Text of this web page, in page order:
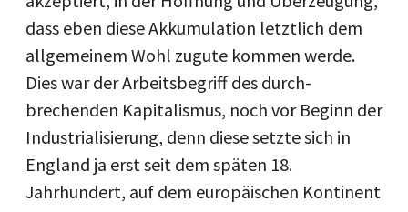
dass eben diese Akkumulation letztlich dem
allgemeinem Wohl zugute kommen werde.
Dies war der Arbeitsbegriff des durch­
brechenden Kapitalismus, noch vor Beginn der
Industrialisierung, denn diese setzte sich in
England ja erst seit dem späten 18.
Jahrhundert, auf dem europäischen Kontinent